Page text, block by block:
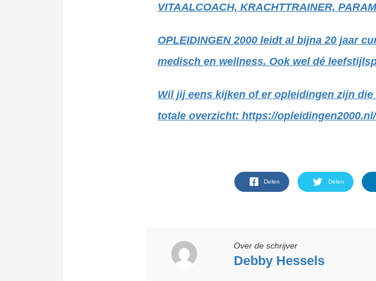
VITAALCOACH, KRACHTTRAINER,
OPLEIDINGEN 2000 leidt al bijna 20 jaar
medisch en wellness. Ook wel dé
Wil jij eens kijken of er opleidingen zijn
totale overzicht: https://
Delen Delen
Over de schrijver
Debby Hessels